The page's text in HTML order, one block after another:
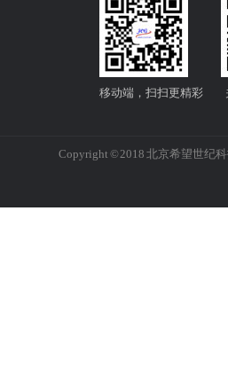
移动端，扫扫更精彩
Copyright © 2018 北京希望世纪